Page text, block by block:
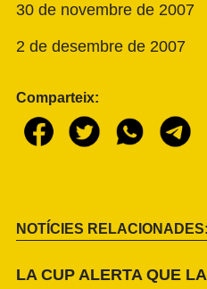
30 de novembre de 2007
2 de desembre de 2007
Comparteix:
NOTÍCIES RELACIONADES:
LA CUP ALERTA QUE